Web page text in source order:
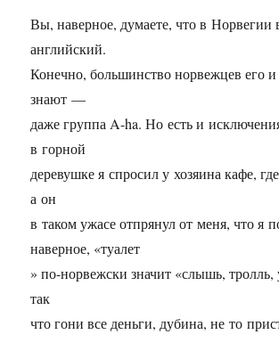
Вы, наверное, думаете, что в Норвегии
английский.
Конечно, большинство норвежцев его и
знают —
даже группа A-ha. Но есть и
в горной
деревушке я спросил у хозяина кафе, где
а он
в таком ужасе отпрянул от меня, что я
наверное, «туалет
» по-норвежски значит «слышь,
так
что гони все деньги, дубина, не то